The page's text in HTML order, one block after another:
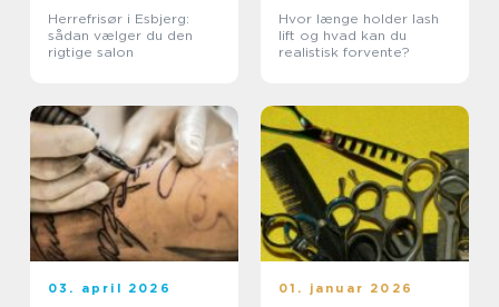
Herrefrisør i Esbjerg:
sådan vælger du den
rigtige salon
Hvor længe holder lash
lift og hvad kan du
realistisk forvente?
03. april 2026 01. januar 2026